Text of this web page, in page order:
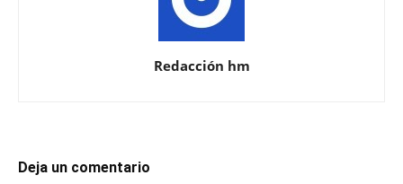
Redacción hm
Deja un comentario